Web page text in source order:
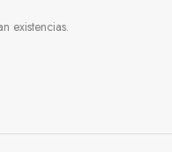
existencias.